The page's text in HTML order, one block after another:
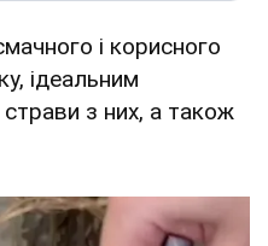
і корисного
ідеальним
страви з них, а також